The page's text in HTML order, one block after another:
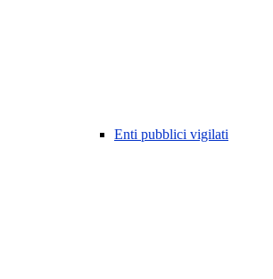
Enti pubblici vigilati